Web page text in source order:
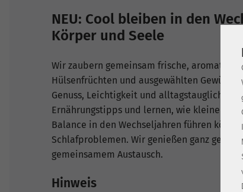
NEU: Cool bleiben in den
Körper und Seele
Wir zaubern gemeinsam frische,
Hülsenfrüchten und ausgewählten
Genuss, Leichtigkeit und alltagstaugliche
Ernährungstipps und lernen, wie kleine
Balance in den Wechseljahren führen
Schlafproblemen. Wir genießen ganz
gemeinsamem Austausch.
Hinweis